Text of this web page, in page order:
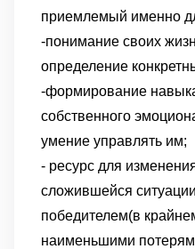
приемлемый именно
-понимание своих
определение
-формирование
собственного
умение управлять им;
- ресурс для
сложившейся
победителем(в
наименьшими